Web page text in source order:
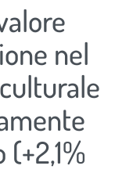
nel